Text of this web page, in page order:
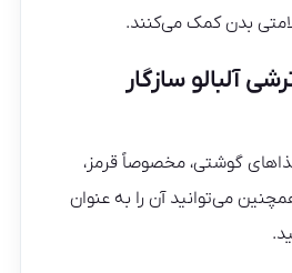
بدن کمک می‌کنند.
آلبالو سازگار
غذاهای گوشتی، مخصوصاً قرمز،
می‌توانید آن را به عنوان